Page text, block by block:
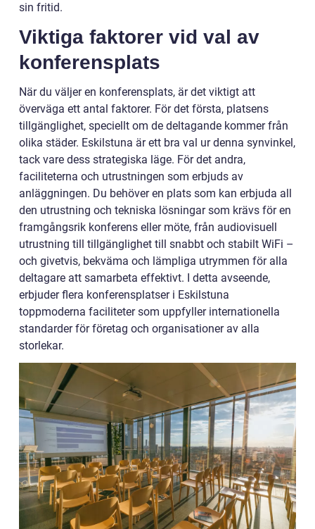
sin fritid.
Viktiga faktorer vid val av
konferensplats
När du väljer en konferensplats, är det viktigt att
överväga ett antal faktorer. För det första, platsens
tillgänglighet, speciellt om de deltagande kommer från
olika städer. Eskilstuna är ett bra val ur denna synvinkel,
tack vare dess strategiska läge. För det andra,
faciliteterna och utrustningen som erbjuds av
anläggningen. Du behöver en plats som kan erbjuda all
den utrustning och tekniska lösningar som krävs för en
framgångsrik konferens eller möte, från audiovisuell
utrustning till tillgänglighet till snabbt och stabilt WiFi –
och givetvis, bekväma och lämpliga utrymmen för alla
deltagare att samarbeta effektivt. I detta avseende,
erbjuder flera konferensplatser i Eskilstuna
toppmoderna faciliteter som uppfyller internationella
standarder för företag och organisationer av alla
storlekar.